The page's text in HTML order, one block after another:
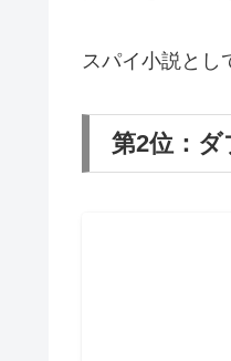
スパイ小説とし
第2位：